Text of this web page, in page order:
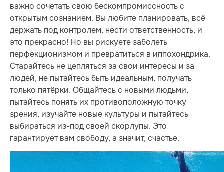
важно сочетать свою бескомпромиссность с
открытым сознанием. Вы любите планировать, всё
держать под контролем, нести ответственность, и
это прекрасно! Но вы рискуете заболеть
перфекционизмом и превратиться в иппохондрика.
Старайтесь не цепляться за свои интересы и за
людей, не пытайтесь быть идеальным, получать
только пятёрки. Общайтесь с новыми людьми,
пытайтесь понять их противоположную точку
зрения, изучайте новые культуры и пытайтесь
выбираться из-под своей скорлупы. Это
гарантирует вам свободу, а значит, счастье.